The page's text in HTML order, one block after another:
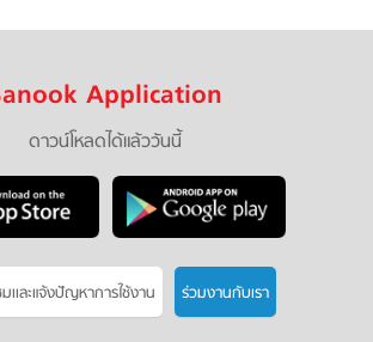
Application
ดาวน์โหลดได้แล้ววันนี้
เเละแจ้งปัญหาการใช้งาน ร่วมงานกับเรา